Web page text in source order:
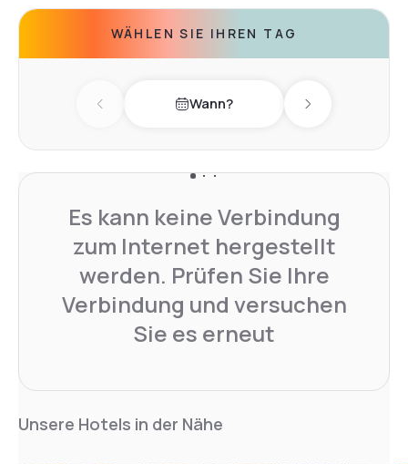
WÄHLEN SIE IHREN TAG
Previous day Wann? Next day
Es kann keine Verbindung
zum Internet hergestellt
werden. Prüfen Sie Ihre
Verbindung und versuchen
Sie es erneut
Unsere Hotels in der Nähe